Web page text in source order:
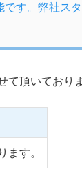
す。弊社ス
頂いており
ます。